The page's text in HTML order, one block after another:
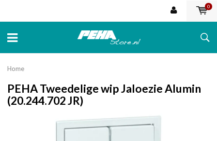
0
Home
PEHA Tweedelige wip Jaloezie Alumin
(20.244.702 JR)